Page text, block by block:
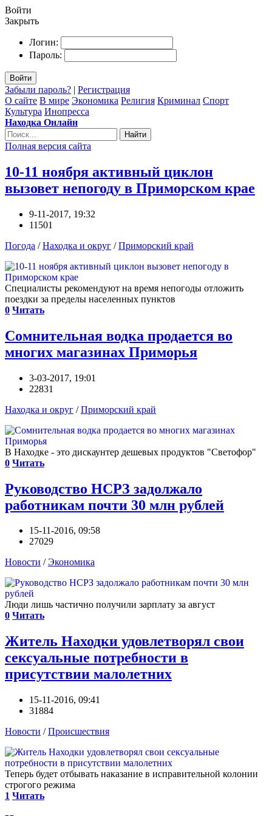
Войти
Закрыть
Логин:
Пароль:
Войти
Забыли пароль? | Регистрация
О сайте В мире Экономика Религия Криминал Спорт
Культура Инопресса
Находка Онлайн
Найти
Полная версия сайта
10-11 ноября активный циклон
вызовет непогоду в Приморском крае
9-11-2017, 19:32
11501
Погода /Находка и округ /Приморский край
Специалисты рекомендуют на время непогоды отложить
поездки за пределы населенных пунктов
0 Читать
Сомнительная водка продается во
многих магазинах Приморья
3-03-2017, 19:01
22831
Находка и округ /Приморский край
В Находке - это дискаунтер дешевых продуктов "Светофор"
0 Читать
Руководство НСРЗ задолжало
работникам почти 30 млн рублей
15-11-2016, 09:58
27029
Новости /Экономика
Люди лишь частично получили зарплату за август
0 Читать
Житель Находки удовлетворял свои
сексуальные потребности в
присутствии малолетних
15-11-2016, 09:41
31884
Новости /Происшествия
Теперь будет отбывать наказание в исправительной колонии
строгого режима
1 Читать